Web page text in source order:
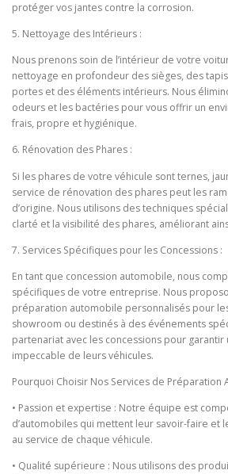
protéger vos jantes contre la corrosion.
5. Nettoyage des Intérieurs :
Nous prenons soin de l’intérieur de votre
nettoyage en profondeur des sièges, des
portes et des éléments intérieurs. Nous
odeurs et les bactéries pour vous offrir un
frais, propre et hygiénique.
6. Rénovation des Phares :
Si les phares de votre véhicule sont ternes,
service de rénovation des phares peut les
d’origine. Nous utilisons des techniques
clarté et la visibilité des phares, améliorant
7. Services Spécifiques pour les Concessions :
En tant que concession automobile, nous
spécifiques de votre entreprise. Nous
préparation automobile personnalisés pour
showroom ou destinés à des événements
partenariat avec les concessions pour
impeccable de leurs véhicules.
Pourquoi Choisir Nos Services de Préparation
• Passion et expertise : Notre équipe est
d’automobiles qui mettent leur savoir-faire et
au service de chaque véhicule.
• Qualité supérieure : Nous utilisons des